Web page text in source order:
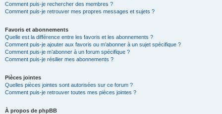
Comment puis-je rechercher des membres ?
Comment puis-je retrouver mes propres messages et sujets ?
Favoris et abonnements
Quelle est la différence entre les favoris et les abonnements ?
Comment puis-je ajouter aux favoris ou m’abonner à un sujet spécifique ?
Comment puis-je m’abonner à un forum spécifique ?
Comment puis-je résilier mes abonnements ?
Pièces jointes
Quelles pièces jointes sont autorisées sur ce forum ?
Comment puis-je retrouver toutes mes pièces jointes ?
À propos de phpBB